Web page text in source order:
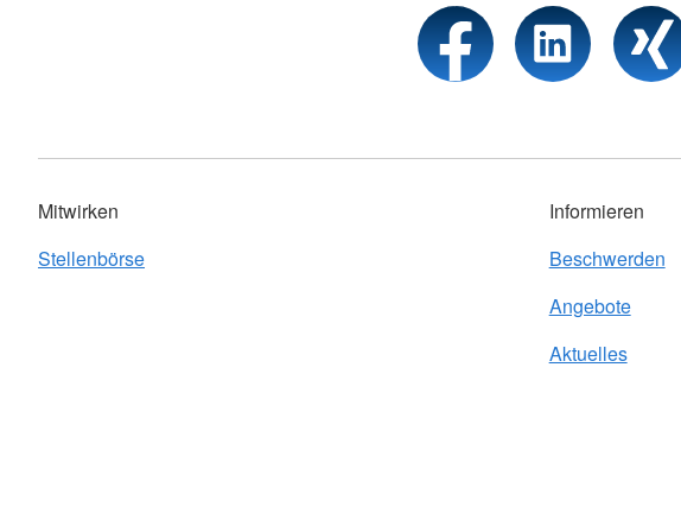
Mitwirken
Stellenbörse
Informieren
Beschwerden
Angebote
Aktuelles